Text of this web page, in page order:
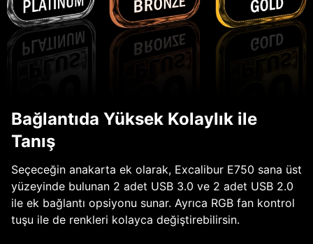
Bağlantıda Yüksek Kolaylık ile
Tanış
Seçeceğin anakarta ek olarak, Excalibur E750 sana üst
yüzeyinde bulunan 2 adet USB 3.0 ve 2 adet USB 2.0
ile ek bağlantı opsiyonu sunar. Ayrıca RGB fan kontrol
tuşu ile de renkleri kolayca değiştirebilirsin.